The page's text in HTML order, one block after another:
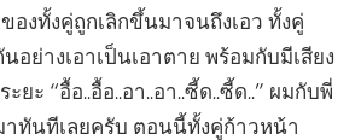
งทั้งคู่ถูกเลิกขึ้นมาจนถึงเอว ทั้งคู่
อย่างเอาเป็นเอาตาย พร้อมกับมีเสียง
ยะ “อื้อ..อื้อ..อา..อา..ซี้ด..ซี้ด..” ผมกับพี่
ทันทีเลยครับ ตอนนี้ทั้งคู่ก้าวหน้า